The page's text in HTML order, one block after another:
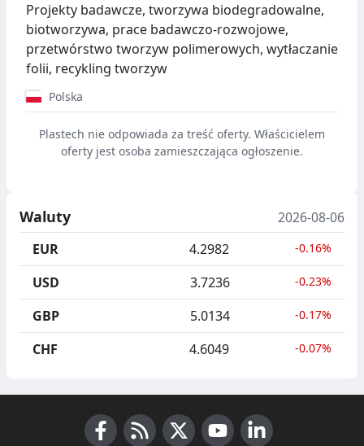
Projekty badawcze, tworzywa biodegradowalne,
biotworzywa, prace badawczo-rozwojowe,
przetwórstwo tworzyw polimerowych, wytłaczanie
folii, recykling tworzyw
Polska
Plastech nie odpowiada za treść oferty. Właścicielem
oferty jest osoba zamieszczająca ogłoszenie.
Waluty
2026-08-06
EUR
4.2982 -0.16%
USD 3.7236 -0.23%
GBP 5.0134 -0.17%
CHF 4.6049 -0.07%